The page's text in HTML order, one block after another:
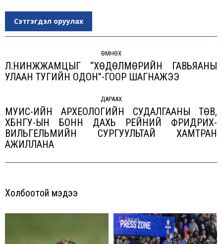
Сэтгэгдэл оруулах
ӨМНӨХ
Previous
Л.НИНЖЖАМЦЫГ “ХӨДӨЛМӨРИЙН ГАВЬЯАНЫ
УЛААН ТУГИЙН ОДОН”-ГООР ШАГНАЖЭЭ
ДАРААХ
Next
МУИС-ИЙН АРХЕОЛОГИЙН СУДАЛГААНЫ ТӨВ,
ХБНГУ-ЫН БОНН ДАХЬ РЕЙНИЙ ФРИДРИХ-
ВИЛЬГЕЛЬМИЙН СУРГУУЛЬТАЙ ХАМТРАН
АЖИЛЛАНА
Холбоотой мэдээ